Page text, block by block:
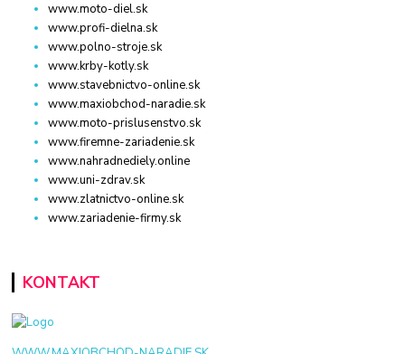
www.moto-diel.sk
www.profi-dielna.sk
www.polno-stroje.sk
www.krby-kotly.sk
www.stavebnictvo-online.sk
www.maxiobchod-naradie.sk
www.moto-prislusenstvo.sk
www.firemne-zariadenie.sk
www.nahradnediely.online
www.uni-zdrav.sk
www.zlatnictvo-online.sk
www.zariadenie-firmy.sk
KONTAKT